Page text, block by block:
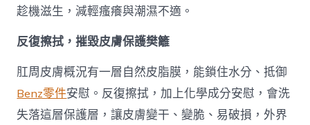
趁機滋生，減輕瘙癢與潮濕不適。
反復擦拭，摧毀皮膚保護樊籬
肛周皮膚概況有一層自然皮脂膜，能鎖住水分、抵御
Benz零件安慰。反復擦拭，加上化學成分安慰，會洗
失落這層保護層，讓皮膚變干、變脆、易破損，外界